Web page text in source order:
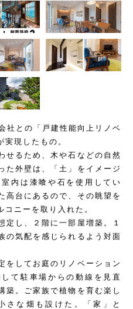
社との「戸建性能向上リノベ
現したもの。
せるため、木や石などの自然
た外壁は、「土」をイメージ
内は漆喰や石を使用してい
高台にあるので、その眺望を
ニーを取り入れた。
し、２階に一部屋増築。１
の気配を感じられるよう対面
をしてお庭のリノベーション
て駐車場からの動線を見直
築。ご家族で植物を育む楽し
さな畑も設けた。「家」と